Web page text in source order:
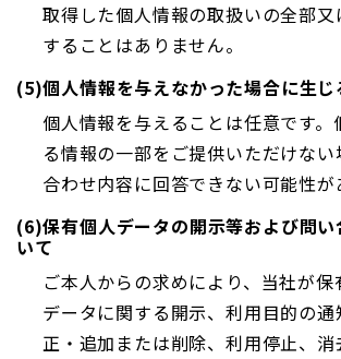
取得した個人情報の取扱いの全部
することはありません。
(5)個人情報を与えなかった場合に生じ
個人情報を与えることは任意です。
る情報の一部をご提供いただけな
合わせ内容に回答できない可能性が
(6)保有個人データの開示等および問い
いて
ご本人からの求めにより、当社が
データに関する開示、利用目的の
正・追加または削除、利用停止、